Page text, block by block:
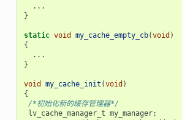
...
}
static void my_cache_empty_cb(void )
{
...
}
void my_cache_init (void )
{
/*初始化新的缓存管理器*/
lv_cache_manager_t my_manager;